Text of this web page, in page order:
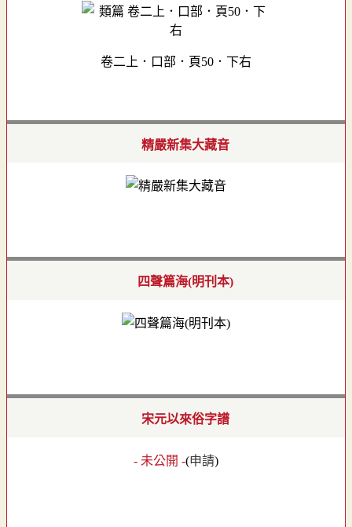
卷二上．口部．頁50．下右
精嚴新集大藏音
四聲篇海(明刊本)
宋元以來俗字譜
- 未公開 -(申請)